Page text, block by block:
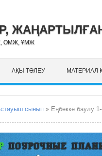
ЖАҢАРТЫЛҒАН
ОМЖ, ҰМЖ
АҚЫ ТӨЛЕУ МАТЕРИАЛ
сынып » Еңбекке баулу 1-сынып ҚМЖ қысқа